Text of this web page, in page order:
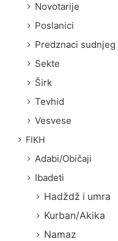
Novotarije
Poslanici
Predznaci sudnjeg
Sekte
Širk
Tevhid
Vesvese
FIKH
Adabi/Običaji
Ibadeti
Hadždž i umra
Kurban/Akika
Namaz